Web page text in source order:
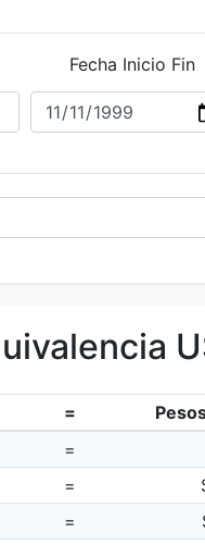
Fecha Inicio Fin
=
=
=
=